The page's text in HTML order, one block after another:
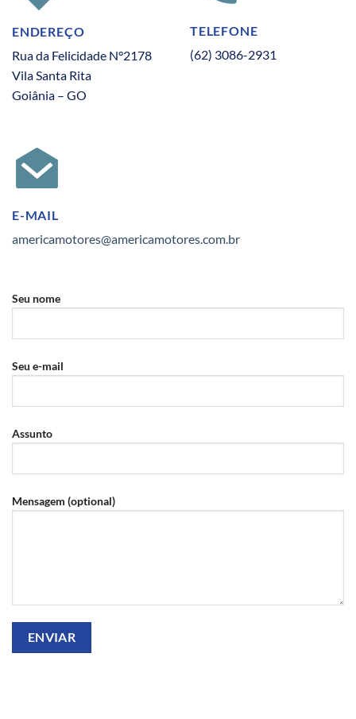
ENDEREÇO
Rua da Felicidade N°2178
Vila Santa Rita
Goiânia – GO
TELEFONE
(62) 3086-2931
E-MAIL
americamotores@americamotores.com.br
Seu nome
Seu e-mail
Assunto
Mensagem (optional)